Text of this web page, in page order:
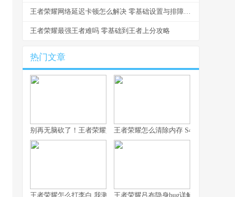
王者荣耀网络延迟卡顿怎么解决 零基础设置与排障指南
王者荣耀最强王者难吗 零基础到王者上分攻略
热门文章
别再无脑砍了！王者荣耀如何用凯，我这10年心得全在这了！
王者荣耀怎么清除内存 S43赛季防卡顿
王者荣耀怎么打李白 我测了100把的克制方法王者荣耀吕布隐身bug详解 老玩家常见